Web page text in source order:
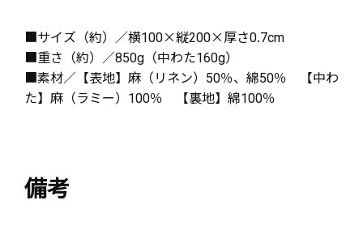
■サイズ（約）／横100×縦200×厚さ0.7cm
■重さ（約）／850g（中わた160g）
■素材／【表地】麻（リネン）50％、綿50％ 【中わ
た】麻（ラミー）100％ 【裏地】綿100％
備考